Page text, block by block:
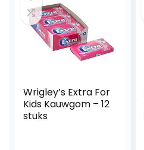
Wrigley’s Extra For
Kids Kauwgom – 12
stuks